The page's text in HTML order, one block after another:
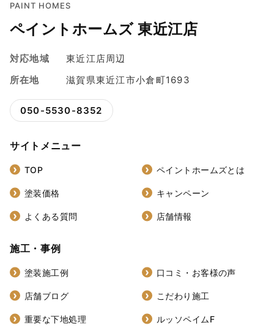
PAINT HOMES
ペイントホームズ 東近江店
対応地域
東近江店周辺
所在地
滋賀県東近江市小倉町1693
050-5530-8352
サイトメニュー
TOP ペイントホームズとは
塗装価格 キャンペーン
よくある質問 店舗情報
施工・事例
塗装施工例 口コミ・お客様の声
店舗ブログ こだわり施工
重要な下地処理 ルッソペイムF